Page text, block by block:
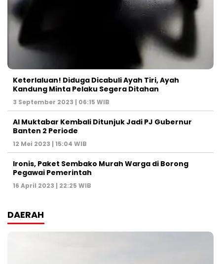
Keterlaluan! Diduga Dicabuli Ayah Tiri, Ayah
Kandung Minta Pelaku Segera Ditahan
3 September 2023 | 06:15 WIB
Al Muktabar Kembali Ditunjuk Jadi PJ Gubernur
Banten 2 Periode
12 Mei 2023 | 15:04 WIB
Ironis, Paket Sembako Murah Warga di Borong
Pegawai Pemerintah
16 April 2023 | 22:25 WIB
DAERAH